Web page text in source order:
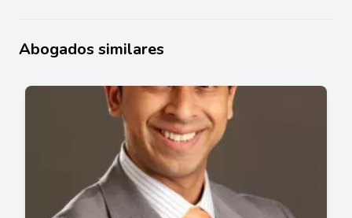
Abogados similares